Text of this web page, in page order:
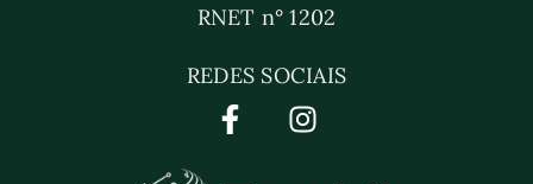
RNET n° 1202
REDES SOCIAIS